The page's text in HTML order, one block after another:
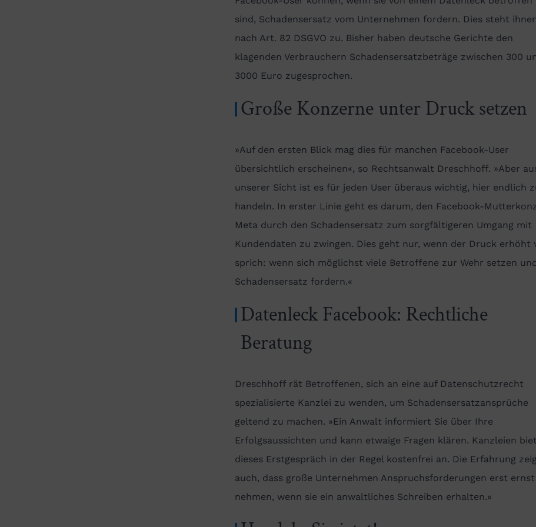
sind, Schadensersatz vom Unternehmen fordern. Dies steht
nach Art. 82 DSGVO zu. Bisher haben deutsche Gerichte den
klagenden Verbrauchern Schadensersatzbeträge zwischen 300
3000 Euro zugesprochen.
Große Konzerne unter Druck setzen
»Auf den ersten Blick mag dies für manchen Facebook-User
übersichtlich erscheinen«, so Rechtsanwalt Dreschhoff. »Aber
unserer Sicht ist es für jeden User überaus wichtig, hier endlich
handeln. In erster Linie geht es darum, den Facebook-
Meta durch den Schadensersatz zum sorgfältigeren Umgang mit
Kundendaten zu zwingen. Dies geht nur, wenn der Druck erhöht
sprich: wenn sich möglichst viele Betroffene zur Wehr setzen und
Schadensersatz fordern.«
Datenleck Facebook: Rechtliche
Beratung
Dreschhoff rät Betroffenen, sich an eine auf Datenschutzrecht
spezialisierte Kanzlei zu wenden, um Schadensersatzansprüche
geltend zu machen. »Ein Anwalt informiert Sie über Ihre
Erfolgsaussichten und kann etwaige Fragen klären. Kanzleien
dieses Erstgespräch in der Regel kostenfrei an. Die Erfahrung
auch, dass große Unternehmen Anspruchsforderungen erst ernst
nehmen, wenn sie ein anwaltliches Schreiben erhalten.«